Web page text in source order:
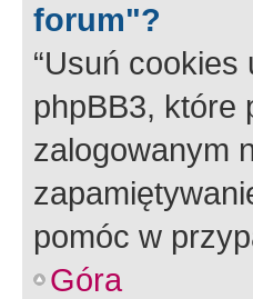
forum"?
“Usuń
phpBB3, które
zalogowanym
pomóc w
Góra